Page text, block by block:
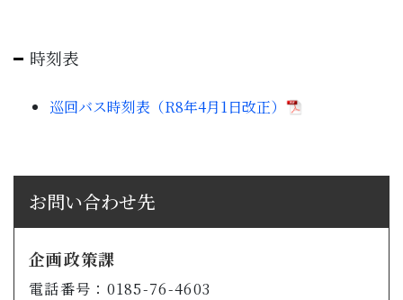
時刻表
巡回バス時刻表（R8年4月1日改正）
お問い合わせ先
企画政策課
電話番号：0185-76-4603